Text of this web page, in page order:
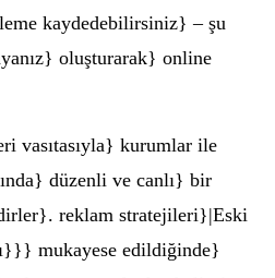
kaydedebilirsiniz} – şu
oluşturarak} online
vasıtasıyla} kurumlar ile
düzenli ve canlı} bir
reklam stratejileri}|Eski
mukayese edildiğinde}